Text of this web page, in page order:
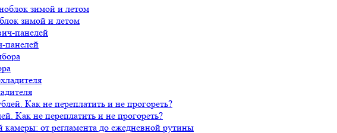
зимой и летом
панелей
Как не переплатить и не прогореть?